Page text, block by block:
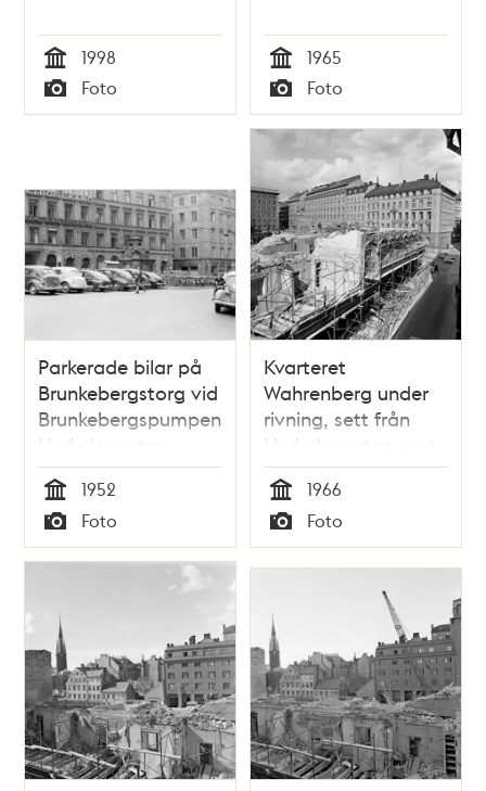
Tid
1998
Typ
Foto Tid
1965
Typ
Foto
Parkerade bilar på
Brunkebergstorg vid
Brunkebergspumpen.
Herkulesgatan
mynnar vid
cyklarna.
Trådbussledningar
hänger i luften. Kv.
Trollhättan med
Gallerian
Tid
1952
Typ
Foto
Kvarteret
Wahrenberg under
rivning, sett från
Herkulesgatan mot
Brunkebergstorg. Kv.
Åskslaget i
bakgrunden är idag
Gallerian
Tid
1966
Typ
Foto